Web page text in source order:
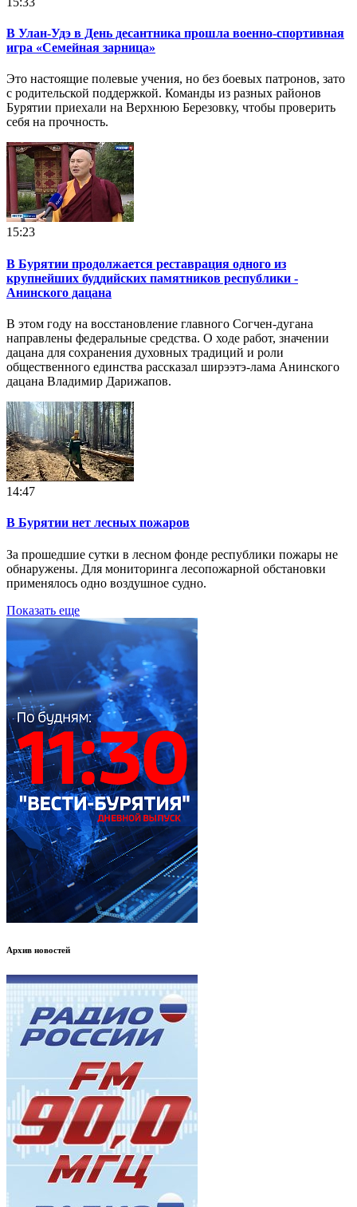
В Улан-Удэ в День десантника прошла военно-спортивная
игра «Семейная зарница»
Это настоящие полевые учения, но без боевых патронов, зато
с родительской поддержкой. Команды из разных районов
Бурятии приехали на Верхнюю Березовку, чтобы проверить
себя на прочность.
15:23
В Бурятии продолжается реставрация одного из
крупнейших буддийских памятников республики -
Анинского дацана
В этом году на восстановление главного Согчен-дугана
направлены федеральные средства. О ходе работ, значении
дацана для сохранения духовных традиций и роли
общественного единства рассказал ширээтэ-лама Анинского
дацана Владимир Дарижапов.
14:47
В Бурятии нет лесных пожаров
За прошедшие сутки в лесном фонде республики пожары не
обнаружены. Для мониторинга лесопожарной обстановки
применялось одно воздушное судно.
Показать еще
Архив новостей